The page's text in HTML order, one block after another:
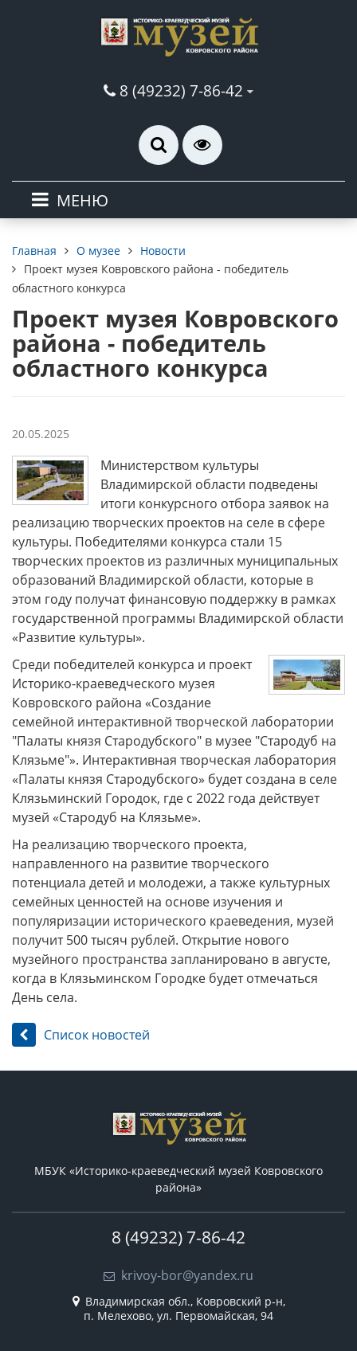
8 (49232) 7-86-42
МЕНЮ
Главная О музее
Новости
Проект музея Ковровского района - победитель
областного конкурса
Проект музея Ковровского
района - победитель
областного конкурса
20.05.2025
Министерством культуры
Владимирской области подведены
итоги конкурсного отбора заявок на
реализацию творческих проектов на селе в сфере
культуры. Победителями конкурса стали 15
творческих проектов из различных муниципальных
образований Владимирской области, которые в
этом году получат финансовую поддержку в рамках
государственной программы Владимирской области
«Развитие культуры».
Среди победителей конкурса и проект
Историко-краеведческого музея
Ковровского района «Создание
семейной интерактивной творческой лаборатории
″Палаты князя Стародубского″ в музее ″Стародуб на
Клязьме″». Интерактивная творческая лаборатория
«Палаты князя Стародубского» будет создана в селе
Клязьминский Городок, где с 2022 года действует
музей «Стародуб на Клязьме».
На реализацию творческого проекта,
направленного на развитие творческого
потенциала детей и молодежи, а также культурных
семейных ценностей на основе изучения и
популяризации исторического краеведения, музей
получит 500 тысяч рублей. Открытие нового
музейного пространства запланировано в августе,
когда в Клязьминском Городке будет отмечаться
День села.
Список новостей
МБУК «Историко-краеведческий музей Ковровского
района»
8 (49232) 7-86-42
krivoy-bor@yandex.ru
Владимирская обл., Ковровский р-н,
п. Мелехово, ул. Первомайская, 94